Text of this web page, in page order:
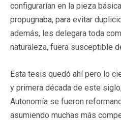
configurarían en la pieza
propugnaba, para evitar
además, les delegara toda
naturaleza, fuera susceptible
Esta tesis quedó ahí pero lo
y primera década de este
Autonomía se fueron
asumiendo muchas más